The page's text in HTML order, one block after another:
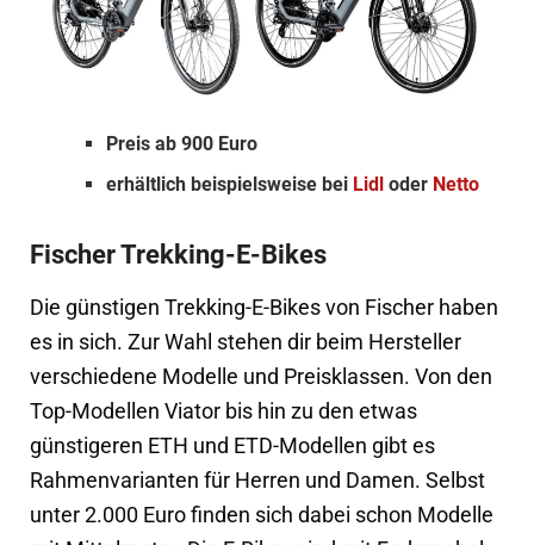
Preis ab 900 Euro
erhältlich beispielsweise bei Lidl oder Netto
Fischer Trekking-E-Bikes
Die günstigen Trekking-E-Bikes von Fischer haben
es in sich. Zur Wahl stehen dir beim Hersteller
verschiedene Modelle und Preisklassen. Von den
Top-Modellen Viator bis hin zu den etwas
günstigeren ETH und ETD-Modellen gibt es
Rahmenvarianten für Herren und Damen. Selbst
unter 2.000 Euro finden sich dabei schon Modelle